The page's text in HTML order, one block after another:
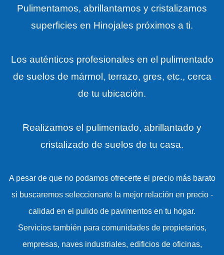
Pulimentamos, abrillantamos y cristalizamos
superficies en Hinojales próximos a ti.
Los auténticos profesionales en el pulimentado
de suelos de mármol, terrazo, gres, etc., cerca
de tu ubicación.
Realizamos el pulimentado, abrillantado y
cristalizado de suelos de tu casa.
A pesar de que no podamos ofrecerte el precio más barato
si buscaremos seleccionarte la mejor relación en precio -
calidad en el pulido de pavimentos en tu hogar.
Servicios también para comunidades de propietarios,
empresas, naves industriales, edificios de oficinas,